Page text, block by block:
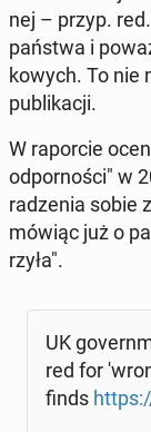
nej – przyp.
państwa i
ko­wych. To nie
pu­bli­ka­cji.
W ra­por­cie
od­por­no­ści" w
ra­dze­nia sobie
mówiąc już o
rzy­ła".
UK
red for
finds